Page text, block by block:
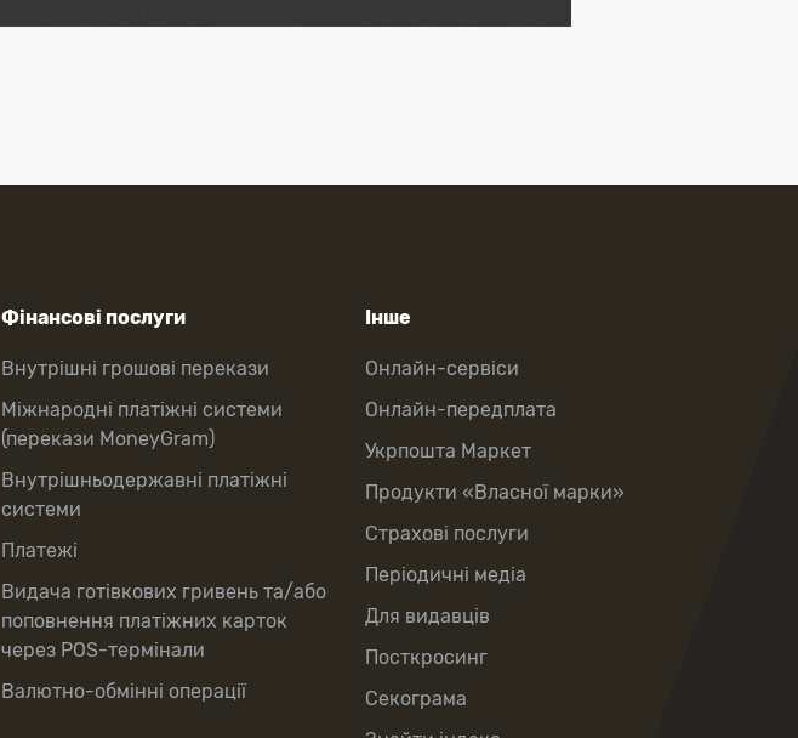
Фінансові послуги
Внутрішні грошові перекази
Міжнародні платіжні системи
(перекази MoneyGram)
Внутрішньодержавні платіжні
системи
Платежі
Видача готівкових гривень та/або
поповнення платіжних карток
через POS-термінали
Валютно-обмінні операції
Інше
Онлайн-сервіси
Онлайн-передплата
Укрпошта Маркет
Продукти «Власної марки»
Страхові послуги
Періодичні медіа
Для видавців
Посткросинг
Секограма